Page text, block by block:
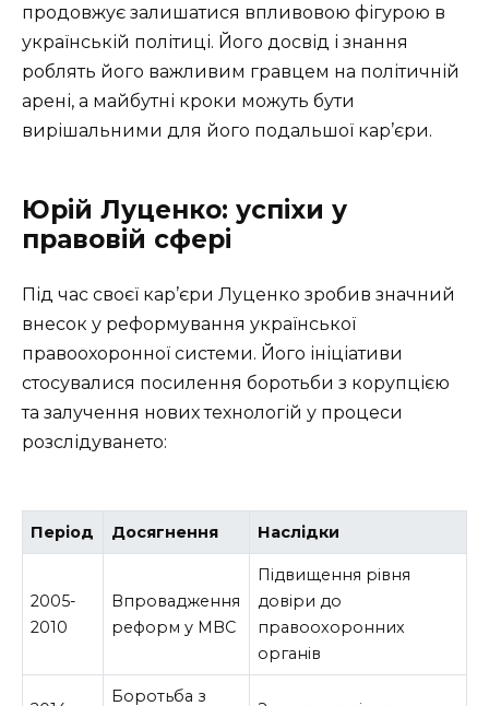
продовжує залишатися впливовою фігурою в
українській політиці. Його досвід і знання
роблять його важливим гравцем на політичній
арені, а майбутні кроки можуть бути
вирішальними для його подальшої кар’єри.
Юрій Луценко: успіхи у
правовій сфері
Під час своєї кар’єри Луценко зробив значний
внесок у реформування української
правоохоронної системи. Його ініціативи
стосувалися посилення боротьби з корупцією
та залучення нових технологій у процеси
розслідуването:
Період Досягнення Наслідки
2005-
2010
Впровадження
реформ у МВС
Підвищення рівня
довіри до
правоохоронних
органів
Боротьба з